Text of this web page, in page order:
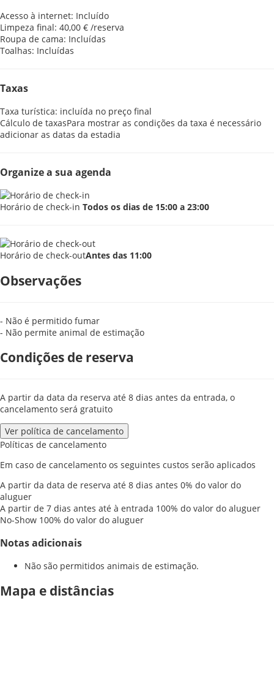
Acesso à internet: Incluído
Limpeza final: 40,00 € /reserva
Roupa de cama: Incluídas
Toalhas: Incluídas
Taxas
Taxa turística: incluída no preço final
Cálculo de taxasPara mostrar as condições da taxa é necessário
adicionar as datas da estadia
Organize a sua agenda
Horário de check-in Todos os dias de 15:00 a 23:00
Horário de check-outAntes das 11:00
Observações
- Não é permitido fumar
- Não permite animal de estimação
Condições de reserva
A partir da data da reserva até 8 dias antes da entrada, o
cancelamento será gratuito
Ver política de cancelamento
Políticas de cancelamento
Em caso de cancelamento os seguintes custos serão aplicados
A partir da data de reserva até 8 dias antes 0% do valor do
aluguer
A partir de 7 dias antes até à entrada 100% do valor do aluguer
No-Show 100% do valor do aluguer
Notas adicionais
Não são permitidos animais de estimação.
Mapa e distâncias